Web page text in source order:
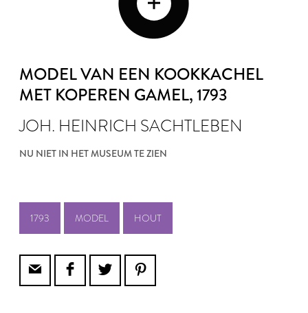
MODEL VAN EEN KOOKKACHEL
MET KOPEREN GAMEL, 1793
JOH. HEINRICH SACHTLEBEN
NU NIET IN HET MUSEUM TE ZIEN
1793 MODEL HOUT